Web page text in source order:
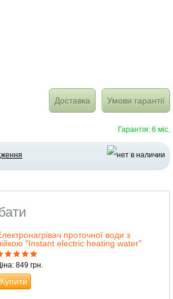
Доставка Умови гарантії
Гарантія: 6 міс.
проточної води з
"Instant electric heating water"
849 грн.
Купити